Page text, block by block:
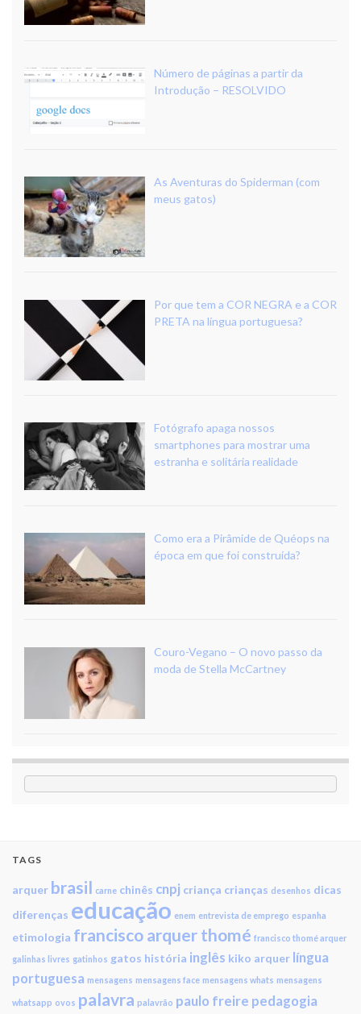
Número de páginas a partir da
Introdução – RESOLVIDO
As Aventuras do Spiderman (com
meus gatos)
Por que tem a COR NEGRA e a COR
PRETA na língua portuguesa?
Fotógrafo apaga nossos
smartphones para mostrar uma
estranha e solitária realidade
Como era a Pirâmide de Quéops na
época em que foi construída?
Couro-Vegano – O novo passo da
moda de Stella McCartney
TAGS
arquer brasil carne chinês cnpj criança crianças desenhos dicas
diferenças educação enem entrevista de emprego espanha
etimologia francisco arquer thomé francisco thomé arquer
galinhas livres gatinhos gatos história inglês kiko arquer língua
portuguesa mensagens mensagens face mensagens whats mensagens
whatsapp ovos palavra palavrão paulo freire pedagogia